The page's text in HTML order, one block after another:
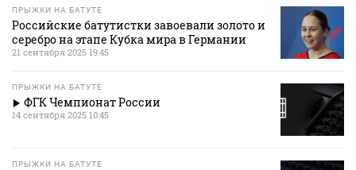
ПРЫЖКИ НА БАТУТЕ
Российские батутистки завоевали золото и
серебро на этапе Кубка мира в Германии
21 сентября 2025 19:45
ПРЫЖКИ НА БАТУТЕ
ФГК Чемпионат России
14 сентября 2025 10:45
ПРЫЖКИ НА БАТУТЕ